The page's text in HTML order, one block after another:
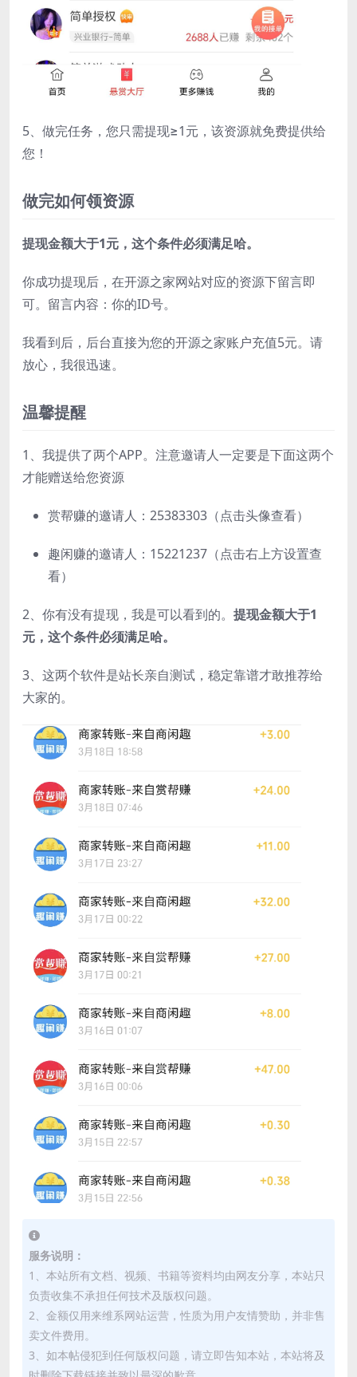
5、做完任务，您只需提现≥1元，该资源就免费提供给
您！
做完如何领资源
提现金额大于1元，这个条件必须满足哈。
你成功提现后，在开源之家网站对应的资源下留言即
可。留言内容：你的ID号。
我看到后，后台直接为您的开源之家账户充值5元。请
放心，我很迅速。
温馨提醒
1、我提供了两个APP。注意邀请人一定要是下面这两个
才能赠送给您资源
赏帮赚的邀请人：25383303（点击头像查看）
趣闲赚的邀请人：15221237（点击右上方设置查
看）
2、你有没有提现，我是可以看到的。 提现金额大于1
元，这个条件必须满足哈。
3、这两个软件是站长亲自测试，稳定靠谱才敢推荐给
大家的。
服务说明：
1、本站所有文档、视频、书籍等资料均由网友分享，本站只
负责收集不承担任何技术及版权问题。
2、金额仅用来维系网站运营，性质为用户友情赞助，并非售
卖文件费用。
3、如本帖侵犯到任何版权问题，请立即告知本站，本站将及